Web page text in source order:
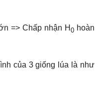
=> Chấp nhận H0 hoàn
của 3 giống lúa là như